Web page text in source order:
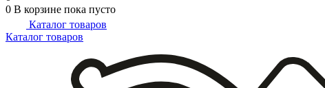
0 В корзине пока пусто
Каталог товаров
Каталог товаров